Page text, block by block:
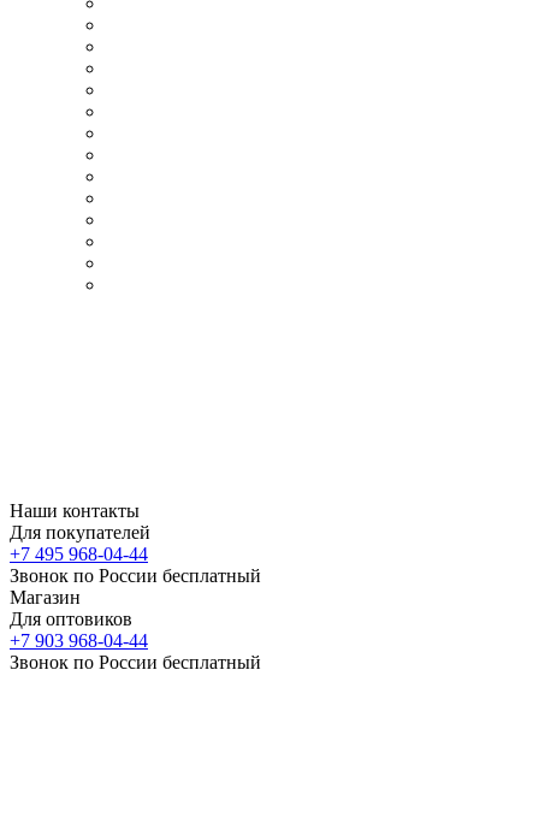
Наши контакты
Для покупателей
+7 495 968-04-44
Звонок по России бесплатный
Магазин
Для оптовиков
+7 903 968-04-44
Звонок по России бесплатный